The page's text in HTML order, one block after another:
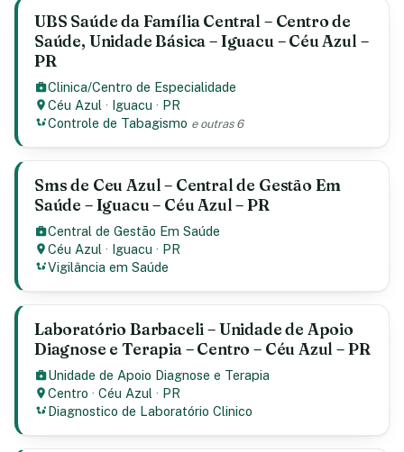
UBS Saúde da Família Central – Centro de
Saúde, Unidade Básica – Iguacu – Céu Azul –
PR
Clinica/Centro de Especialidade
Céu Azul · Iguacu · PR
Controle de Tabagismo e outras 6
Sms de Ceu Azul – Central de Gestão Em
Saúde – Iguacu – Céu Azul – PR
Central de Gestão Em Saúde
Céu Azul · Iguacu · PR
Vigilância em Saúde
Laboratório Barbaceli – Unidade de Apoio
Diagnose e Terapia – Centro – Céu Azul – PR
Unidade de Apoio Diagnose e Terapia
Centro ·Céu Azul · PR
Diagnostico de Laboratório Clinico